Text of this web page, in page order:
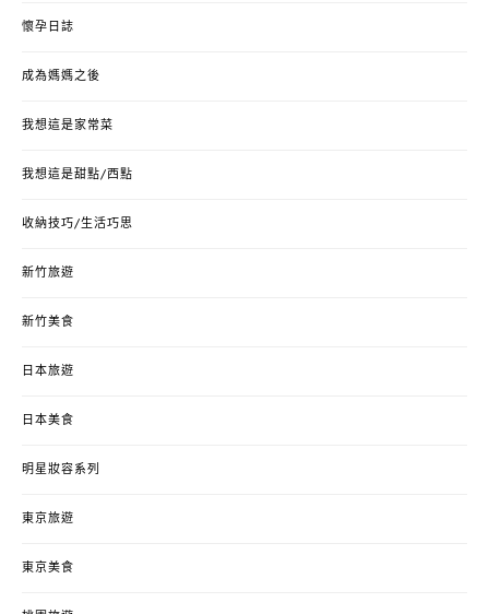
懷孕日誌
成為媽媽之後
我想這是家常菜
我想這是甜點/西點
收納技巧/生活巧思
新竹旅遊
新竹美食
日本旅遊
日本美食
明星妝容系列
東京旅遊
東京美食